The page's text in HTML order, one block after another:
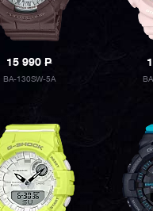
15 990P
BA-130SW-5A